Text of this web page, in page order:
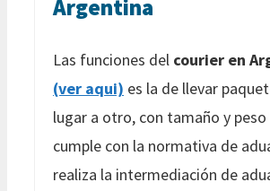
Argentina
Las funciones del courier en
(ver aqui) es la de llevar
lugar a otro, con tamaño y
cumple con la normativa de
realiza la intermediación de